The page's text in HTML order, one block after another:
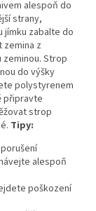
alespoň do
strany,
jímku zabalte do
z
Strop
do výšky
polystyrenem
připravte
strop
Tipy:
alespoň
poškození